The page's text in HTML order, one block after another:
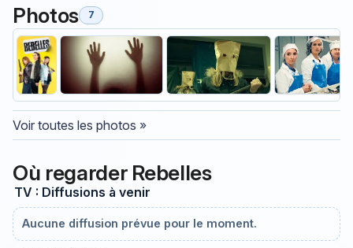
Photos 7
Voir toutes les photos »
Où regarder Rebelles
TV : Diffusions à venir
Aucune diffusion prévue pour le moment.